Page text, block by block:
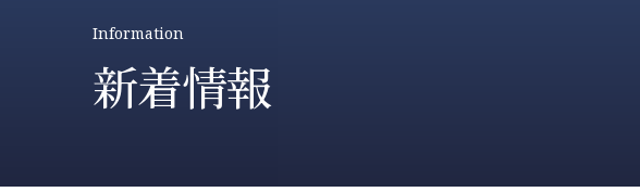
Information
新着情報